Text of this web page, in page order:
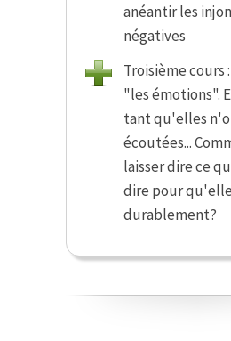
anéantir les
négatives
Troisième cours
"les émotions".
tant qu'elles
écoutées...
laisser dire ce
dire pour
durablement?